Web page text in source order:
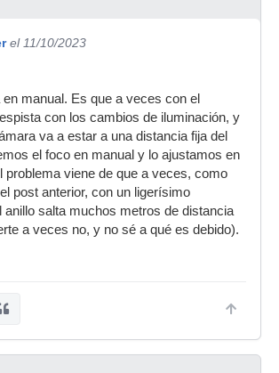
el 11/10/2023
manual. Es que a veces con el
con los cambios de iluminación, y
va a estar a una distancia fija del
el foco en manual y lo ajustamos en
problema viene de que a veces, como
post anterior, con un ligerísimo
anillo salta muchos metros de distancia
a veces no, y no sé a qué es debido).